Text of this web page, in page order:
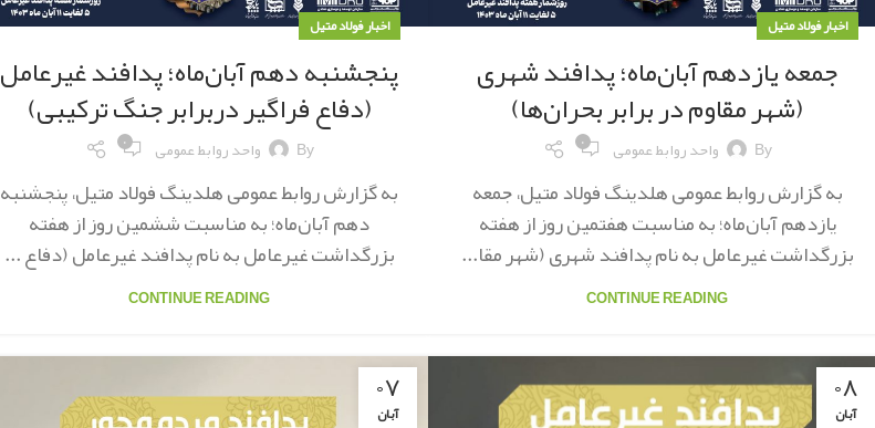
اخبار فولاد متیل
جمعه یازدهم آبان‌ماه؛ پدافند شهری
(شهر مقاوم در برابر بحران‌ها)
By واحد روابط عمومی ۰
به گزارش روابط عمومی هلدینگ فولاد متیل، جمعه
یازدهم آبان‌ماه؛ به مناسبت هفتمین روز از هفته
بزرگداشت غیرعامل به نام پدافند شهری (شهر مقا...
CONTINUE READING
اخبار فولاد متیل
پنجشنبه دهم آبان‌ماه؛ پدافند غیرعامل
(دفاع فراگیر دربرابر جنگ ترکیبی)
By واحد روابط عمومی ۰
به گزارش روابط عمومی هلدینگ فولاد متیل، پنجشنبه
دهم آبان‌ماه؛ به مناسبت ششمین روز از هفته
بزرگداشت غیرعامل به نام پدافند غیرعامل (دفاع ...
CONTINUE READING
۰۸
آبان ۰۷
آبان